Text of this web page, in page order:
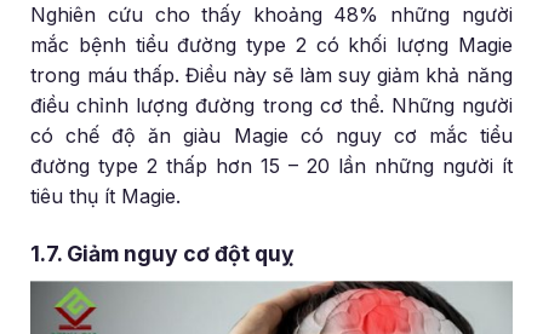
Nghiên cứu cho thấy khoảng 48% những người
mắc bệnh tiểu đường type 2 có khối lượng Magie
trong máu thấp. Điều này sẽ làm suy giảm khả năng
điều chỉnh lượng đường trong cơ thể. Những người
có chế độ ăn giàu Magie có nguy cơ mắc tiểu
đường type 2 thấp hơn 15 – 20 lần những người ít
tiêu thụ ít Magie.
1.7. Giảm nguy cơ đột quỵ